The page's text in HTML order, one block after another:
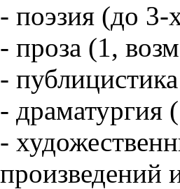
- поэзия (до 3-
- проза (1,
-
- драматургия
-
произведений